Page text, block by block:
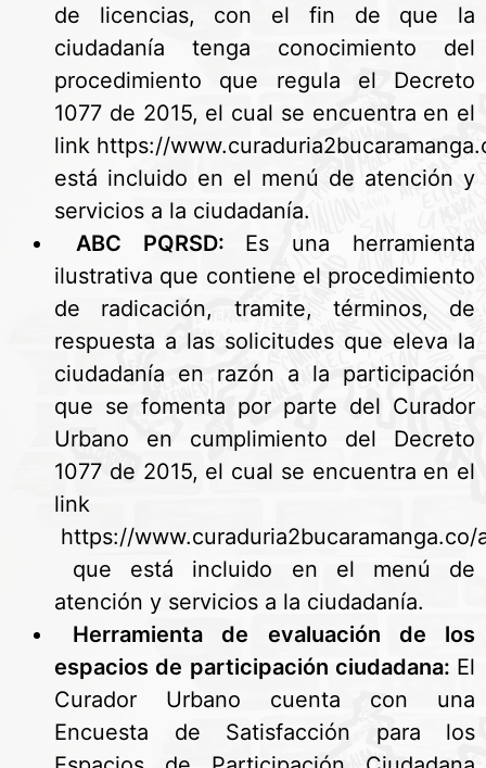
de licencias, con el fin de que la
ciudadanía tenga conocimiento del
procedimiento que regula el Decreto
1077 de 2015, el cual se encuentra en el
link https://
está incluido en el menú de atención y
servicios a la ciudadanía.
ABC PQRSD: Es una herramienta
ilustrativa que contiene el procedimiento
de radicación, tramite, términos, de
respuesta a las solicitudes que eleva la
ciudadanía en razón a la participación
que se fomenta por parte del Curador
Urbano en cumplimiento del Decreto
1077 de 2015, el cual se encuentra en el
link
https://www.curaduria2bucaramanga.co/
que está incluido en el menú de
atención y servicios a la ciudadanía.
Herramienta de evaluación de los
espacios de participación ciudadana: El
Curador Urbano cuenta con una
Encuesta de Satisfacción para los